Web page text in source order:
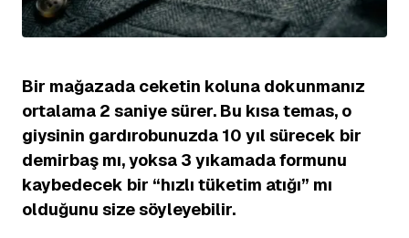
Bir mağazada ceketin koluna dokunmanız
ortalama 2 saniye sürer. Bu kısa temas, o
giysinin gardırobunuzda 10 yıl sürecek bir
demirbaş mı, yoksa 3 yıkamada formunu
kaybedecek bir “hızlı tüketim atığı” mı
olduğunu size söyleyebilir.